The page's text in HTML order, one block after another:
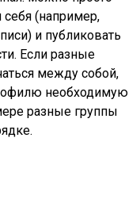
(например,
и публиковать
Если разные
между собой,
необходимую
разные группы